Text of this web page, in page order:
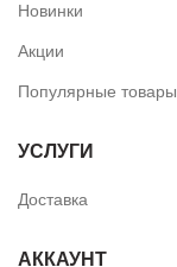
Новинки
Акции
Популярные товары
УСЛУГИ
Доставка
АККАУНТ